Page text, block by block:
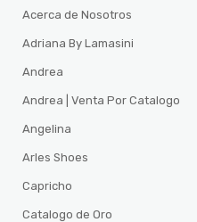
Acerca de Nosotros
Adriana By Lamasini
Andrea
Andrea | Venta Por Catalogo
Angelina
Arles Shoes
Capricho
Catalogo de Oro